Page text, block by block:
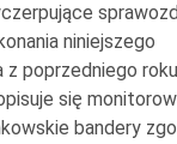
niniejszego
z poprzedniego
się
bandery